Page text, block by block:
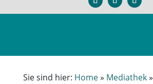
Sie sind hier: Home» Mediathek»